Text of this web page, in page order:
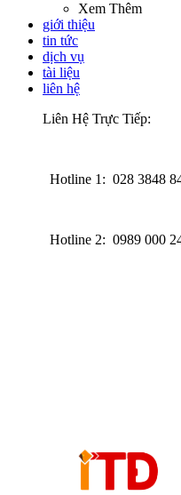
Xem Thêm
giới thiệu
tin tức
dịch vụ
tài liệu
liên hệ
Liên Hệ Trực Tiếp:
Hotline 1: 028 3848
Hotline 2: 0989 000